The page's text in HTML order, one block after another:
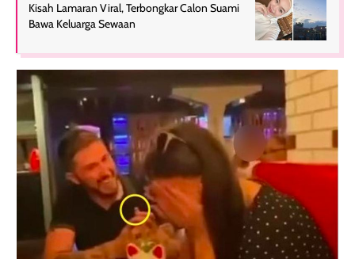
Kisah Lamaran Viral, Terbongkar Calon Suami
Bawa Keluarga Sewaan